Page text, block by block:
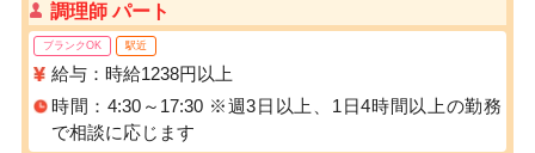
調理師 パート
ブランクOK 駅近
給与：時給1238円以上
時間：4:30～17:30 ※週3日以上、1日4時間以上の勤務
で相談に応じます